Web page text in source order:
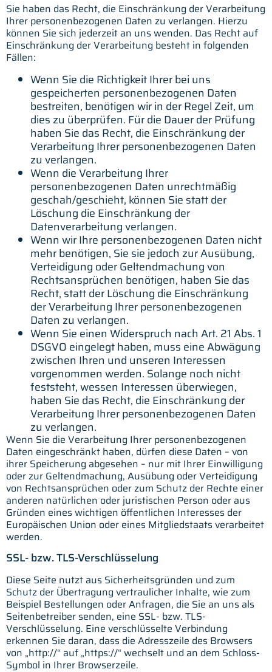
Sie haben das Recht, die Einschränkung der Verarbeitung
Ihrer personenbezogenen Daten zu verlangen. Hierzu
können Sie sich jederzeit an uns wenden. Das Recht auf
Einschränkung der Verarbeitung besteht in folgenden
Fällen:
Wenn Sie die Richtigkeit Ihrer bei uns
gespeicherten personenbezogenen Daten
bestreiten, benötigen wir in der Regel Zeit, um
dies zu überprüfen. Für die Dauer der Prüfung
haben Sie das Recht, die Einschränkung der
Verarbeitung Ihrer personenbezogenen Daten
zu verlangen.
Wenn die Verarbeitung Ihrer
personenbezogenen Daten unrechtmäßig
geschah/geschieht, können Sie statt der
Löschung die Einschränkung der
Datenverarbeitung verlangen.
Wenn wir Ihre personenbezogenen Daten nicht
mehr benötigen, Sie sie jedoch zur Ausübung,
Verteidigung oder Geltendmachung von
Rechtsansprüchen benötigen, haben Sie das
Recht, statt der Löschung die Einschränkung
der Verarbeitung Ihrer personenbezogenen
Daten zu verlangen.
Wenn Sie einen Widerspruch nach Art. 21 Abs. 1
DSGVO eingelegt haben, muss eine Abwägung
zwischen Ihren und unseren Interessen
vorgenommen werden. Solange noch nicht
feststeht, wessen Interessen überwiegen,
haben Sie das Recht, die Einschränkung der
Verarbeitung Ihrer personenbezogenen Daten
zu verlangen.
Wenn Sie die Verarbeitung Ihrer personenbezogenen
Daten eingeschränkt haben, dürfen diese Daten – von
ihrer Speicherung abgesehen – nur mit Ihrer Einwilligung
oder zur Geltendmachung, Ausübung oder Verteidigung
von Rechtsansprüchen oder zum Schutz der Rechte einer
anderen natürlichen oder juristischen Person oder aus
Gründen eines wichtigen öffentlichen Interesses der
Europäischen Union oder eines Mitgliedstaats verarbeitet
werden.
SSL- bzw. TLS-Verschlüsselung
Diese Seite nutzt aus Sicherheitsgründen und zum
Schutz der Übertragung vertraulicher Inhalte, wie zum
Beispiel Bestellungen oder Anfragen, die Sie an uns als
Seitenbetreiber senden, eine SSL- bzw. TLS-
Verschlüsselung. Eine verschlüsselte Verbindung
erkennen Sie daran, dass die Adresszeile des Browsers
von „http://“ auf „https://“ wechselt und an dem Schloss-
Symbol in Ihrer Browserzeile.